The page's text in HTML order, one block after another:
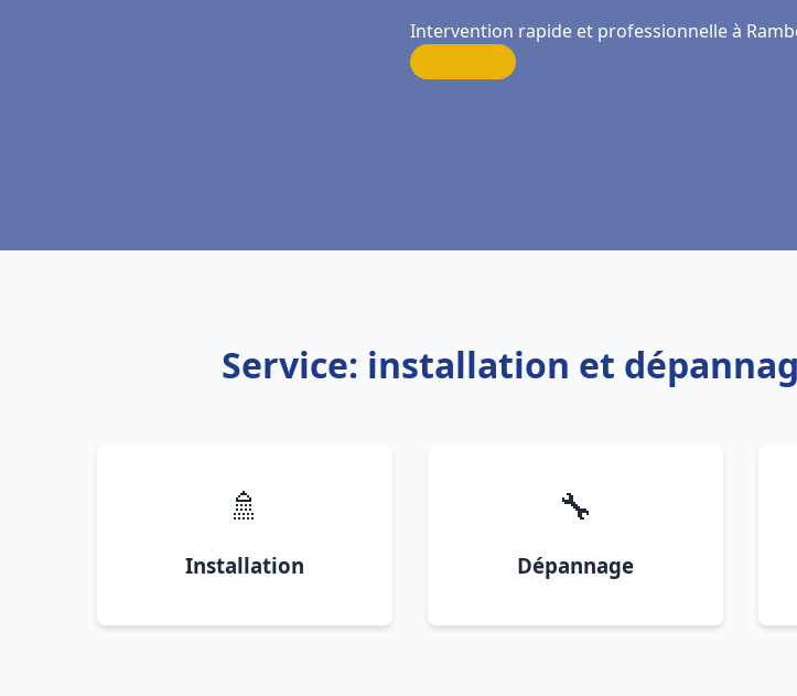
Intervention rapide et professionnelle à
Service: installation et
🚿
Installation
🔧
Dépannage